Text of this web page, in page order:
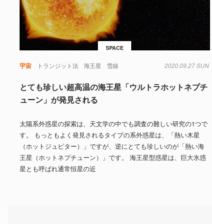
SPACE
宇宙 トランジット法 海王星 雪線 2020.09.27 SUN
とても珍しい超高温の海王星「ウルトラホットネプチ
ューン」が発見される
太陽系外惑星の探索は、天文学の中でも調査の難しい研究の1つで
す。 もっともよく発見されるタイプの系外惑星は、「熱い木星
（ホットジュピター）」ですが、逆にとても珍しいのが「熱い海
王星（ホットネプチューン）」です。 海王星型惑星は、巨大氷惑
星とも呼ばれ通常恒星の近